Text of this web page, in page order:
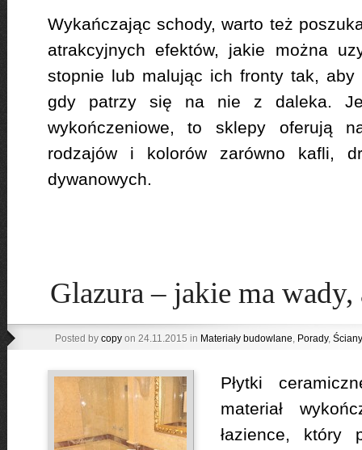
Wykańczając schody, warto też
atrakcyjnych efektów, jakie można
stopnie lub malując ich fronty tak, aby
gdy patrzy się na nie z daleka.
wykończeniowe, to sklepy oferują
rodzajów i kolorów zarówno kafli,
dywanowych.
Glazura – jakie ma wady,
Posted by copyon 24.11.2015 in Materiały budowlane, Porady, Ściany
Płytki
materiał
łazience, który